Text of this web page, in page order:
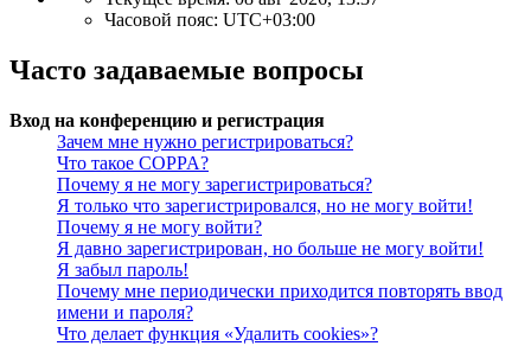
Часовой пояс: UTC+03:00
Часто задаваемые вопросы
Вход на конференцию и регистрация
Зачем мне нужно регистрироваться?
Что такое COPPA?
Почему я не могу зарегистрироваться?
Я только что зарегистрировался, но не могу войти!
Почему я не могу войти?
Я давно зарегистрирован, но больше не могу войти!
Я забыл пароль!
Почему мне периодически приходится повторять ввод
имени и пароля?
Что делает функция «Удалить cookies»?